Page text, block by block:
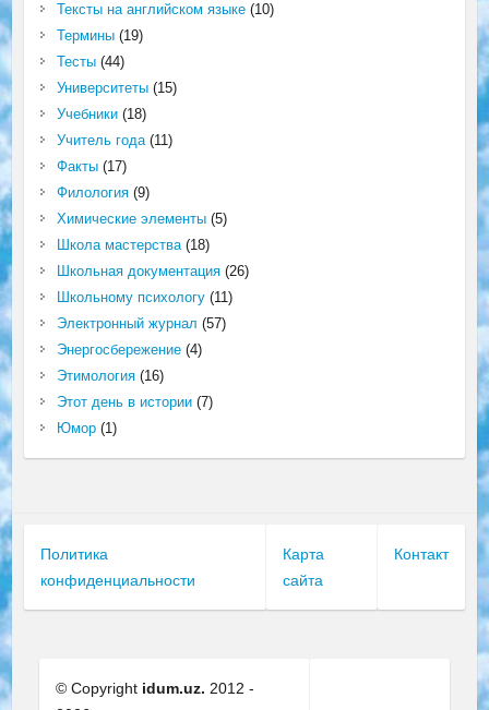
Тексты на английском языке(10)
Термины(19)
Тесты(44)
Университеты(15)
Учебники(18)
Учитель года(11)
Факты(17)
Филология(9)
Химические элементы(5)
Школа мастерства(18)
Школьная документация(26)
Школьному психологу(11)
Электронный журнал (57)
Энергосбережение(4)
Этимология(16)
Этот день в истории(7)
Юмор(1)
Политика
конфиденциальности
Карта
сайта
Контакт
© Copyright idum.uz. 2012 -